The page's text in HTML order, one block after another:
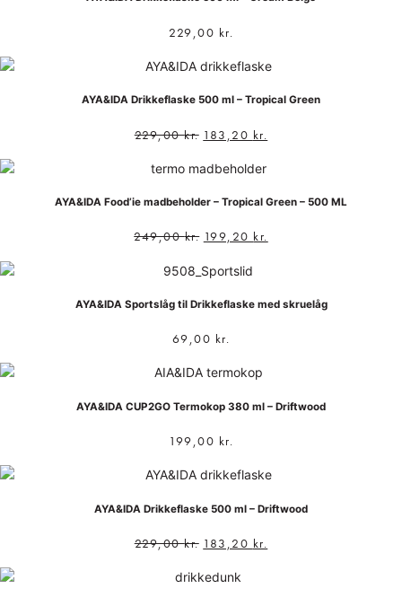
229,00 kr.
AYA&IDA Drikkeflaske 500 ml – Tropical Green
229,00kr. 183,20 kr.
AYA&IDA Food’ie madbeholder – Tropical Green – 500 ML
249,00kr. 199,20 kr.
AYA&IDA Sportslåg til Drikkeflaske med skruelåg
69,00 kr.
AYA&IDA CUP2GO Termokop 380 ml – Driftwood
199,00 kr.
AYA&IDA Drikkeflaske 500 ml – Driftwood
229,00kr. 183,20 kr.